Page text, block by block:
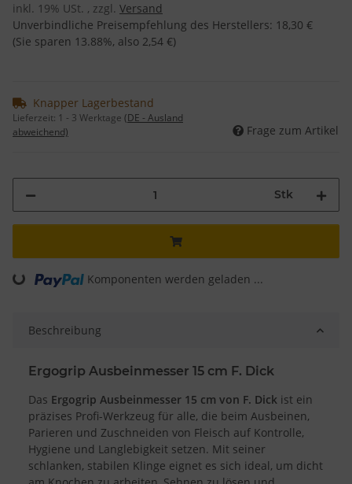
inkl. 19% USt. , zzgl. Versand
Unverbindliche Preisempfehlung des Herstellers: 18,30 €
(Sie sparen 13.88%, also 2,54 €)
Knapper Lagerbestand
Lieferzeit: 1 - 3 Werktage (DE - Ausland
abweichend)
Frage zum Artikel
Stk
Loading... Komponenten werden geladen ...
Beschreibung
Ergogrip Ausbeinmesser 15 cm F. Dick
Das Ergogrip Ausbeinmesser 15 cm von F. Dick ist ein
präzises Profi-Werkzeug für alle, die beim Ausbeinen,
Parieren und Zuschneiden von Fleisch auf Kontrolle,
Hygiene und Langlebigkeit setzen. Mit seiner
schlanken, stabilen Klinge eignet es sich ideal, um dicht